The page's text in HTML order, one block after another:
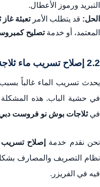
التبريد ورموز الأعطال.
الحل: قد يتطلب الأمرتعبئة
المعتمد، أو خدمةتصليح
2.2 إصلاح تسريب ماء ثلاجة بوش دبي وتجمّدها
يحدث تسريب الماء غالباً
في حشية الباب. هذه المشكلة
فيثلاجات بوش نو فروست
نحن نقدم خدمة إصلاح
نظام التصريف والمصارف
فيه في الفريزر.